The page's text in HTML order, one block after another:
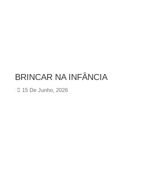
BRINCAR NA INFÂNCIA
⋅ 15 De Junho, 2026